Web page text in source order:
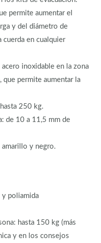
permite aumentar el
y del diámetro de
cuerda en cualquier
inoxidable en la zona
que permite aumentar la
250 kg.
de 10 a 11,5 mm de
y negro.
y poliamida
hasta 150 kg (más
y en los consejos